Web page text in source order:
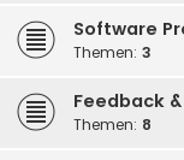
Software
Themen: 3
Feedback
Themen: 8